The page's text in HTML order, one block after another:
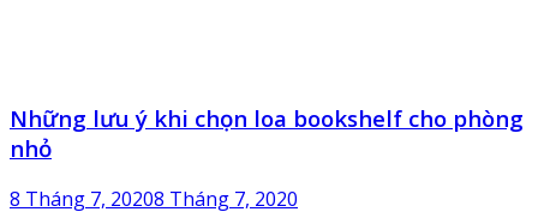
Những lưu ý khi chọn loa bookshelf cho phòng
nhỏ
8 Tháng 7, 20208 Tháng 7, 2020